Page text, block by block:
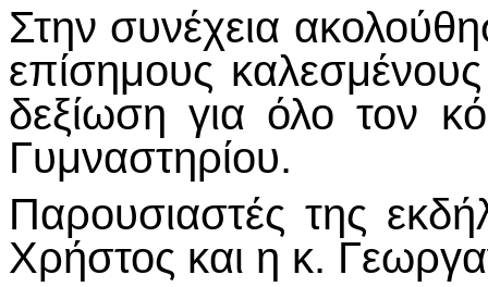
Στην συνέχεια
επίσημους
δεξίωση για όλο τον
Γυμναστηρίου.
Παρουσιαστές της
Χρήστος και η κ.